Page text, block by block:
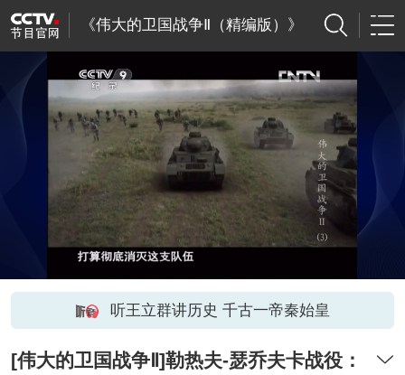
《伟大的卫国战争Ⅱ（精编版）》
听王立群讲历史 千古一帝秦始皇
[伟大的卫国战争Ⅱ]勒热夫-瑟乔夫卡战役：